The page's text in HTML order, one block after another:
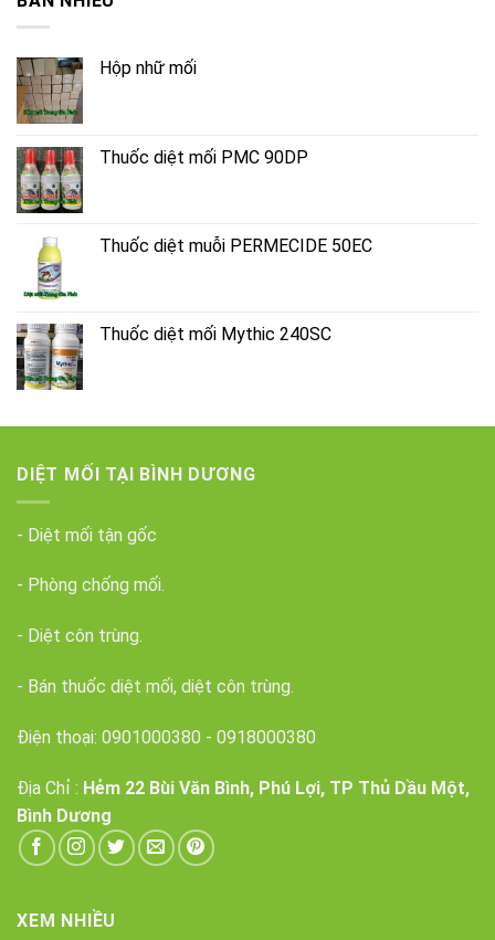
Hộp nhữ mối
Thuốc diệt mối PMC 90DP
Thuốc diệt muỗi PERMECIDE 50EC
Thuốc diệt mối Mythic 240SC
DIỆT MỐI TẠI BÌNH DƯƠNG
- Diệt mối tận gốc
- Phòng chống mối.
- Diệt côn trùng.
- Bán thuốc diệt mối, diệt côn trùng.
Điện thoại: 0901000380 - 0918000380
Địa Chỉ : Hẻm 22 Bùi Văn Bình, Phú Lợi, TP Thủ Dầu Một,
Bình Dương
XEM NHIỀU